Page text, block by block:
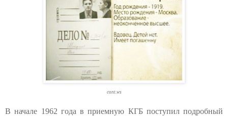
cont.ws
В начале 1962 года в приемную КГБ поступил подробный